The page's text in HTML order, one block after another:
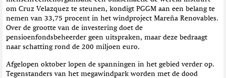
om Cruz Velazquez te steunen, kondigt PGGM aan een belang te
nemen van 33,75 procent in het windproject Mareña Renovables.
Over de grootte van de investering doet de
pensioenfondsbeheerder geen uitspraken, maar deze bedraagt
naar schatting rond de 200 miljoen euro.
Afgelopen oktober lopen de spanningen in het gebied verder op.
Tegenstanders van het megawindpark worden met de dood